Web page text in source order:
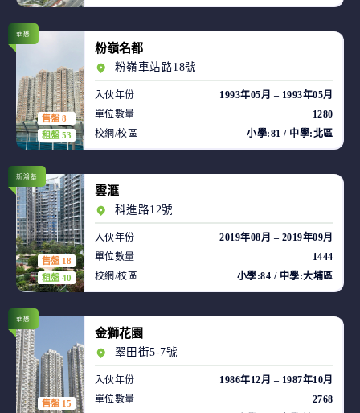
售盤 8
租盤 53
華懋
粉嶺名都
粉嶺車站路18號
入伙年份
1993年05月 – 1993年05月
單位數量
1280
校網/校區
小學:81 / 中學:北區
售盤 18
租盤 40
新鴻基
雲滙
科進路12號
入伙年份
2019年08月 – 2019年09月
單位數量
1444
校網/校區
小學:84 / 中學:大埔區
售盤 15
華懋
金獅花園
翠田街5-7號
入伙年份
1986年12月 – 1987年10月
單位數量
2768